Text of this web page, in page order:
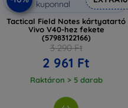
kuponnal
Tactical Field Notes kártyatartó
Vivo V40-hez fekete
(57983122166)
3 290 Ft
2 961 Ft
Raktáron > 5 darab